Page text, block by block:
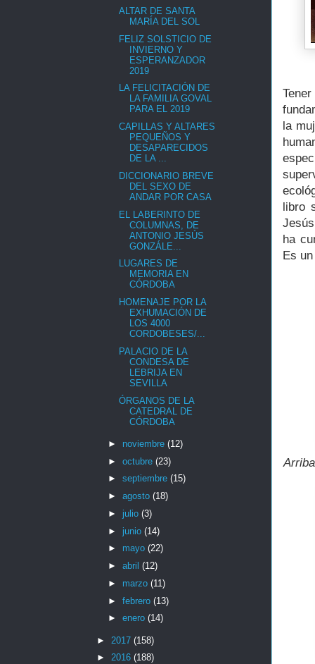
la
libro
ha
Es
ALTAR DE SANTA
MARÍA DEL SOL
FELIZ SOLSTICIO DE
INVIERNO Y
ESPERANZADOR
2019
LA FELICITACIÓN DE
LA FAMILIA GOVAL
PARA EL 2019
CAPILLAS Y ALTARES
PEQUEÑOS Y
DESAPARECIDOS
DE LA ...
DICCIONARIO BREVE
DEL SEXO DE
ANDAR POR CASA
EL LABERINTO DE
COLUMNAS, DE
ANTONIO JESÚS
GONZÁLE...
LUGARES DE
MEMORIA EN
CÓRDOBA
HOMENAJE POR LA
EXHUMACIÓN DE
LOS 4000
CORDOBESES/...
PALACIO DE LA
CONDESA DE
LEBRIJA EN
SEVILLA
ÓRGANOS DE LA
CATEDRAL DE
CÓRDOBA
► noviembre (12)
► octubre (23)
► septiembre (15)
► agosto (18)
► julio (3)
► junio (14)
► mayo (22)
► abril (12)
► marzo (11)
► febrero (13)
► enero (14)
► 2017 (158)
► 2016 (188)